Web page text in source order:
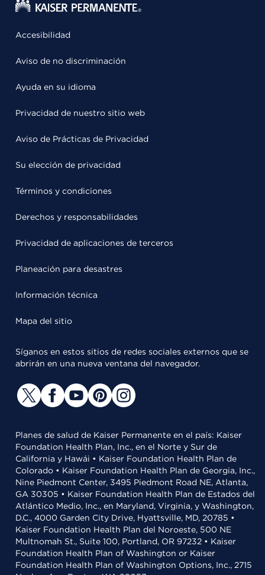
Accesibilidad
Aviso de no discriminación
Ayuda en su idioma
Privacidad de nuestro sitio web
Aviso de Prácticas de Privacidad
Su elección de privacidad
Términos y condiciones
Derechos y responsabilidades
Privacidad de aplicaciones de terceros
Planeación para desastres
Información técnica
Mapa del sitio
Síganos en estos sitios de redes sociales externos que se
abrirán en una nueva ventana del navegador.
Planes de salud de Kaiser Permanente en el país: Kaiser
Foundation Health Plan, Inc., en el Norte y Sur de
California y Hawái • Kaiser Foundation Health Plan de
Colorado • Kaiser Foundation Health Plan de Georgia, Inc.,
Nine Piedmont Center, 3495 Piedmont Road NE, Atlanta,
GA 30305 • Kaiser Foundation Health Plan de Estados del
Atlántico Medio, Inc., en Maryland, Virginia, y Washington,
D.C., 4000 Garden City Drive, Hyattsville, MD, 20785 •
Kaiser Foundation Health Plan del Noroeste, 500 NE
Multnomah St., Suite 100, Portland, OR 97232 • Kaiser
Foundation Health Plan of Washington or Kaiser
Foundation Health Plan of Washington Options, Inc., 2715